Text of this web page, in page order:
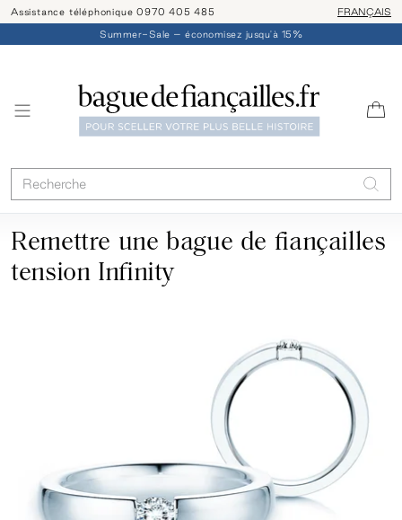
Assistance téléphonique 0970 405 485 Livraison/
FRANÇAIS
Summer-Sale – économisez jusqu'à 15%
Remettre une bague de fiançailles
tension Infinity